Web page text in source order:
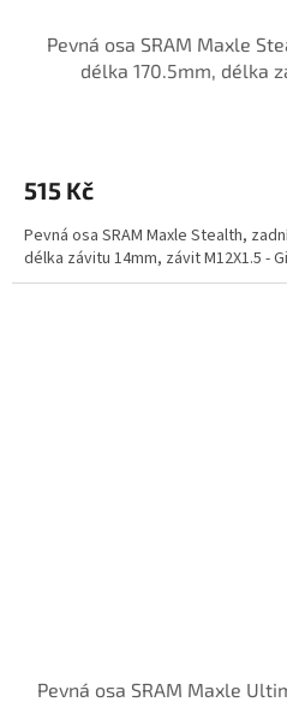
Pevná osa SRAM Maxle
délka 170.5mm, délka
515 Kč
Pevná osa SRAM Maxle Stealth,
délka závitu 14mm, závit M12X1.5 -
Pevná osa SRAM Maxle